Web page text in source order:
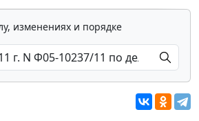
изменениях и порядке